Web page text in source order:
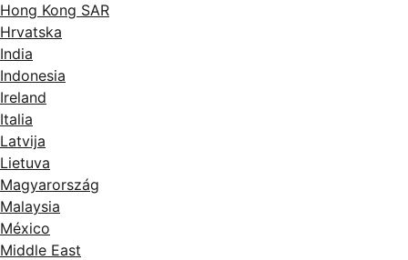
Hong Kong SAR
Hrvatska
India
Indonesia
Ireland
Italia
Latvija
Lietuva
Magyarország
Malaysia
México
Middle East